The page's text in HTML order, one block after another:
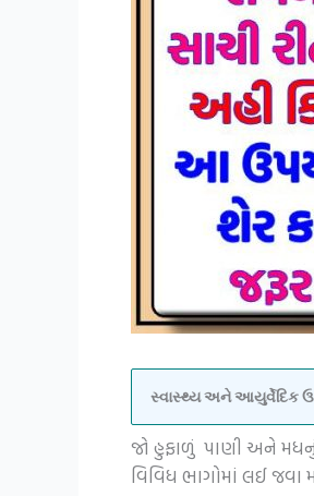
સ્વાસ્થ્ય અને આયુર્વેદિક
જો હુફાળું પાણી અને મધનું
વિવિધ ભાગોમાં લઈ જવા